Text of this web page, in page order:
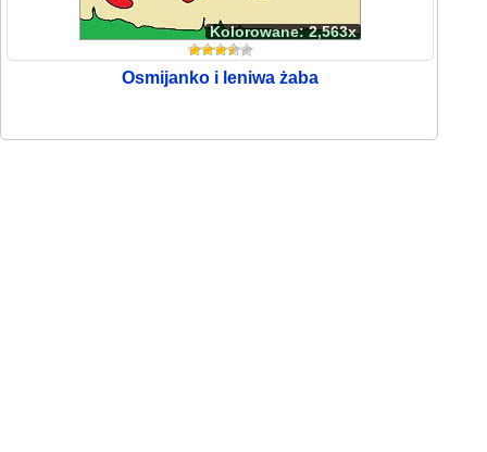
Kolorowane: 2,563x
Osmijanko i leniwa żaba